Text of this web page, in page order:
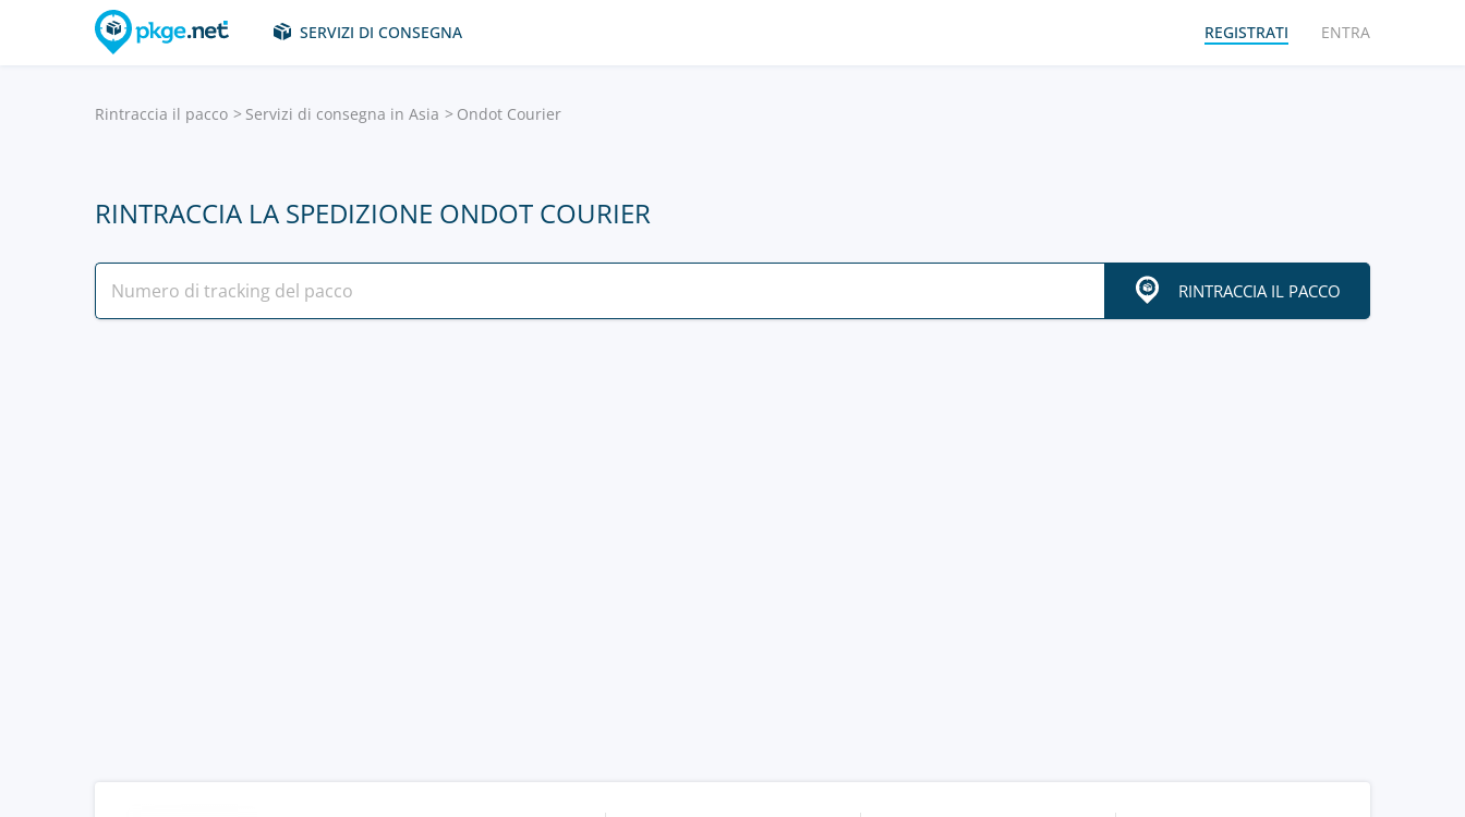
SERVIZI DI CONSEGNA REGISTRATI ENTRA
Rintraccia il pacco Servizi di consegna in Asia Ondot Courier
RINTRACCIA LA SPEDIZIONE ONDOT COURIER
RINTRACCIA IL PACCO